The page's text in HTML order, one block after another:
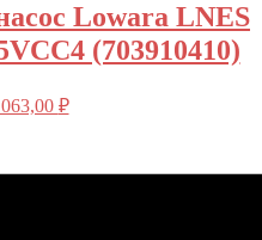
Lowara LNES
(703910410)
₽